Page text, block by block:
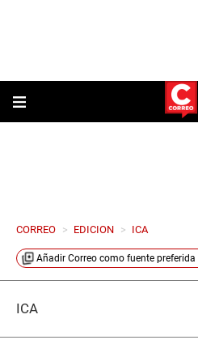
CORREO > EDICION > ICA
Añadir Correo como fuente preferida
ICA